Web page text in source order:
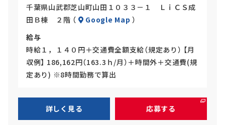
千葉県山武郡芝山町山田１０３３－１ ＬｉＣＳ成
田Ｂ棟 ２階 （
Google Map ）
給与
時給１，１４０円＋交通費全額支給（規定あり） 【月
収例】 186,162円（163.3ｈ/月）＋時間外＋交通費(規
定あり) ※8時間勤務で算出
詳しく見る 応募する